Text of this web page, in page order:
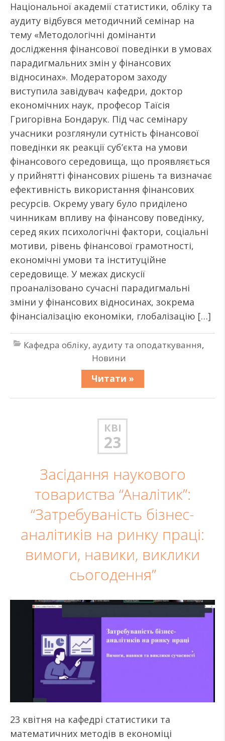
Національної академії статистики, обліку та
аудиту відбувся методичний семінар на
тему «Методологічні домінанти
дослідження фінансової поведінки в умовах
парадигмальних змін у фінансових
відносинах». Модератором заходу
виступила завідувач кафедри, доктор
економічних наук, професор Таїсія
Григорівна Бондарук. Під час семінару
учасники розглянули сутність фінансової
поведінки як реакції суб’єкта на умови
фінансового середовища, що проявляється
у прийнятті фінансових рішень та визначає
ефективність використання фінансових
ресурсів. Окрему увагу було приділено
чинникам впливу на фінансову поведінку,
серед яких психологічні фактори, соціальні
мотиви, рівень фінансової грамотності,
економічні умови та інституційне
середовище. У межах дискусії
проаналізовано сучасні парадигмальні
зміни у фінансових відносинах, зокрема
фінансіалізацію економіки, глобалізацію […]
Кафедра обліку, аудиту та оподаткування,
Новини
Читати »
КВІ
23
Засідання наукового
товариства “Аналітик”:
“Затребуваність бізнес-
аналітиків на ринку праці:
вимоги, навики, виклики
сьогодення”
23 квітня на кафедрі статистики та
математичних методів в економіці